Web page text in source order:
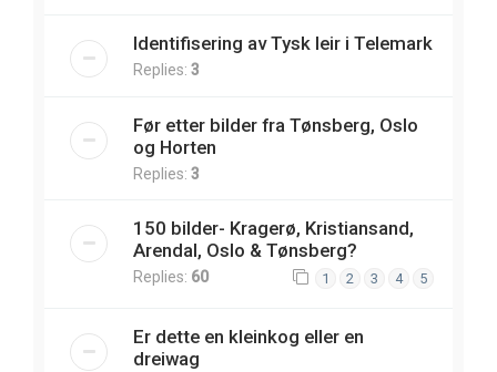
Identifisering av Tysk leir i Telemark
Replies: 3
Før etter bilder fra Tønsberg, Oslo
og Horten
Replies: 3
150 bilder- Kragerø, Kristiansand,
Arendal, Oslo & Tønsberg?
Replies: 60 1 2 3 4 5
Er dette en kleinkog eller en
dreiwag